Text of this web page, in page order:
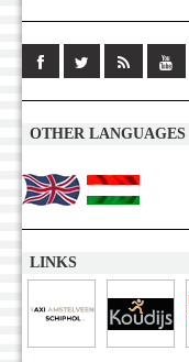
OTHER LANGUAGES
LINKS